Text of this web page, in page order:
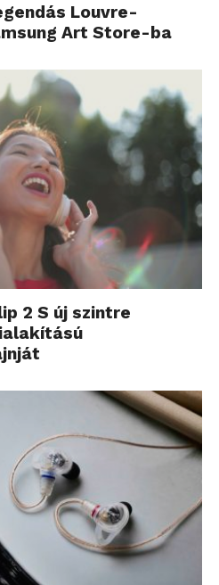
Louvre-
Art Store-ba
2 S új szintre